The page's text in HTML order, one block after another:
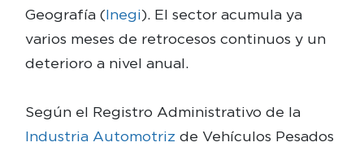
Geografía (Inegi). El sector acumula ya
varios meses de retrocesos continuos y un
deterioro a nivel anual.
Según el Registro Administrativo de la
Industria Automotriz de Vehículos Pesados